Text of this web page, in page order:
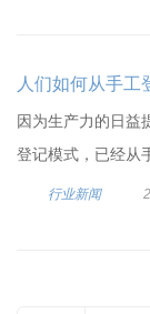
人们如何从手工
因为生产力的日益
登记模式，已经从
行业新闻